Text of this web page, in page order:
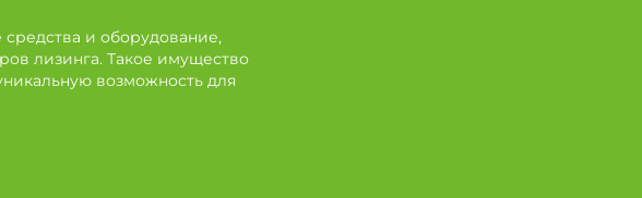
и оборудование,
лизинга. Такое имущество
возможность для